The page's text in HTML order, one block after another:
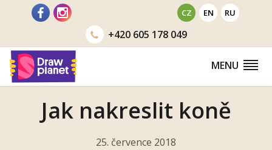
CZ EN RU
+420605 178 049
MENU
Jak nakreslit koně
25. července 2018